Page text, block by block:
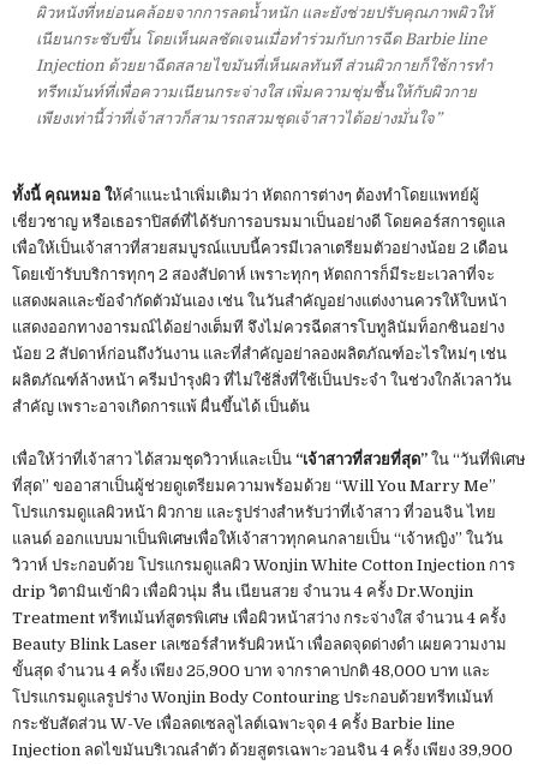
ผิวหนังที่หย่อนคล้อยจากการลดน้ำหนัก และยังช่วยปรับคุณภาพผิวให้
เนียนกระชับขึ้น โดยเห็นผลชัดเจนเมื่อทำร่วมกับการฉีด Barbie line
Injection ด้วยยาฉีดสลายไขมันที่เห็นผลทันที ส่วนผิวกายก็ใช้การทำ
ทรีทเม้นท์ที่เพื่อความเนียนกระจ่างใส เพิ่มความชุ่มชื้นให้กับผิวกาย
เพียงเท่านี้ว่าที่เจ้าสาวก็สามารถสวมชุดเจ้าสาวได้อย่างมั่นใจ”
ทั้งนี้ คุณหมอ ให้คำแนะนำเพิ่มเติมว่า หัตถการต่างๆ ต้องทำโดยแพทย์ผู้
เชี่ยวชาญ หรือเธอราปิสต์ที่ได้รับการอบรมมาเป็นอย่างดี โดยคอร์สการดูแล
เพื่อให้เป็นเจ้าสาวที่สวยสมบูรณ์แบบนี้ควรมีเวลาเตรียมตัวอย่างน้อย 2 เดือน
โดยเข้ารับบริการทุกๆ 2 สองสัปดาห์ เพราะทุกๆ หัตถการก็มีระยะเวลาที่จะ
แสดงผลและข้อจำกัดตัวมันเอง เช่น ในวันสำคัญอย่างแต่งงานควรให้ใบหน้า
แสดงออกทางอารมณ์ได้อย่างเต็มที จึงไม่ควรฉีดสารโบทูลินัมท็อกซินอย่าง
น้อย 2 สัปดาห์ก่อนถึงวันงาน และที่สำคัญอย่าลองผลิตภัณฑ์อะไรใหม่ๆ เช่น
ผลิตภัณฑ์ล้างหน้า ครีมบำรุงผิว ที่ไม่ใช้สิ่งที่ใช้เป็นประจำ ในช่วงใกล้เวลาวัน
สำคัญ เพราะอาจเกิดการแพ้ ผื่นขึ้นได้ เป็นต้น
เพื่อให้ว่าที่เจ้าสาว ได้สวมชุดวิวาห์และเป็น “เจ้าสาวที่สวยที่สุด” ใน “วันที่พิเศษ
ที่สุด” ขออาสาเป็นผู้ช่วยดูเตรียมความพร้อมด้วย “Will You Marry Me”
โปรแกรมดูแลผิวหน้า ผิวกาย และรูปร่างสำหรับว่าที่เจ้าสาว ที่วอนจิน ไทย
แลนด์ ออกแบบมาเป็นพิเศษเพื่อให้เจ้าสาวทุกคนกลายเป็น “เจ้าหญิง” ในวัน
วิวาห์ ประกอบด้วย โปรแกรมดูแลผิว Wonjin White Cotton Injection การ
drip วิตามินเข้าผิว เพื่อผิวนุ่ม ลื่น เนียนสวย จำนวน 4 ครั้ง Dr.Wonjin
Treatment ทรีทเม้นท์สูตรพิเศษ เพื่อผิวหน้าสว่าง กระจ่างใส จำนวน 4 ครั้ง
Beauty Blink Laser เลเซอร์สำหรับผิวหน้า เพื่อลดจุดด่างดำ เผยความงาม
ขั้นสุด จำนวน 4 ครั้ง เพียง 25,900 บาท จากราคาปกติ 48,000 บาท และ
โปรแกรมดูแลรูปร่าง Wonjin Body Contouring ประกอบด้วยทรีทเม้นท์
กระชับสัดส่วน W-Ve เพื่อลดเซลลูไลต์เฉพาะจุด 4 ครั้ง Barbie line
Injection ลดไขมันบริเวณลำตัว ด้วยสูตรเฉพาะวอนจิน 4 ครั้ง เพียง 39,900